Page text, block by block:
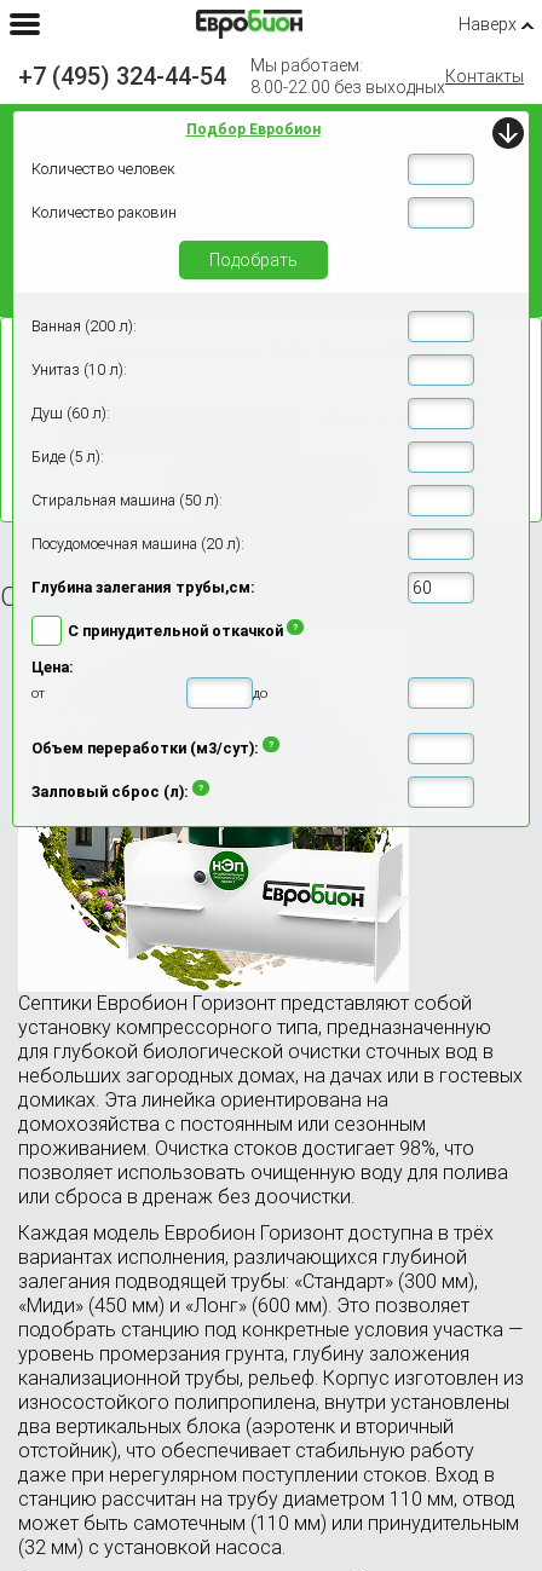
Наверх
+7 (495) 324-44-54
Мы работаем:
8.00-22.00 без выходных
Контакты
Подбор Евробион
Количество человек
Количество раковин
Подобрать
Ванная (200 л):
Унитаз (10 л):
Душ (60 л):
Биде (5 л):
Стиральная машина (50 л):
Посудомоечная машина (20 л):
Глубина залегания трубы,см:
С принудительной откачкой
Цена:
от до
Объем переработки (м3/сут):
Залповый сброс (л):
ВСЕГДА НА СВЯЗИ!
+7 (495) 324-44-54
Главная Евробион Горизонт
Септик Евробион Горизонт
Септики Евробион Горизонт представляют собой
установку компрессорного типа, предназначенную
для глубокой биологической очистки сточных вод в
небольших загородных домах, на дачах или в гостевых
домиках. Эта линейка ориентирована на
домохозяйства с постоянным или сезонным
проживанием. Очистка стоков достигает 98%, что
позволяет использовать очищенную воду для полива
или сброса в дренаж без доочистки.
Каждая модель Евробион Горизонт доступна в трёх
вариантах исполнения, различающихся глубиной
залегания подводящей трубы: «Стандарт» (300 мм),
«Миди» (450 мм) и «Лонг» (600 мм). Это позволяет
подобрать станцию под конкретные условия участка —
уровень промерзания грунта, глубину заложения
канализационной трубы, рельеф. Корпус изготовлен из
износостойкого полипропилена, внутри установлены
два вертикальных блока (аэротенк и вторичный
отстойник), что обеспечивает стабильную работу
даже при нерегулярном поступлении стоков. Вход в
станцию рассчитан на трубу диаметром 110 мм, отвод
может быть самотечным (110 мм) или принудительным
(32 мм) с установкой насоса.